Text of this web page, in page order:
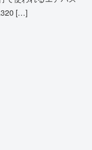
[…]